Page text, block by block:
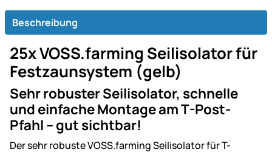
Beschreibung
25x VOSS.farming Seilisolator für
Festzaunsystem (gelb)
Sehr robuster Seilisolator, schnelle
und einfache Montage am T-Post-
Pfahl – gut sichtbar!
Der sehr robuste VOSS.farming Seilisolator für T-